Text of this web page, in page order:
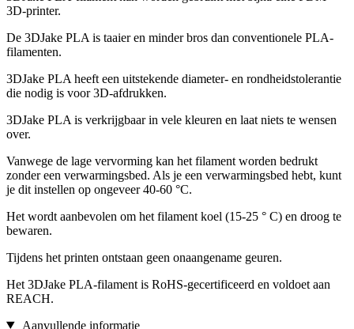
3D-printer.
De 3DJake PLA is taaier en minder bros dan conventionele PLA-
filamenten.
3DJake PLA heeft een uitstekende diameter- en rondheidstolerantie
die nodig is voor 3D-afdrukken.
3DJake PLA is verkrijgbaar in vele kleuren en laat niets te wensen
over.
Vanwege de lage vervorming kan het filament worden bedrukt
zonder een verwarmingsbed. Als je een verwarmingsbed hebt, kunt
je dit instellen op ongeveer 40-60 °C.
Het wordt aanbevolen om het filament koel (15-25 ° C) en droog te
bewaren.
Tijdens het printen ontstaan geen onaangename geuren.
Het 3DJake PLA-filament is RoHS-gecertificeerd en voldoet aan
REACH.
Aanvullende informatie